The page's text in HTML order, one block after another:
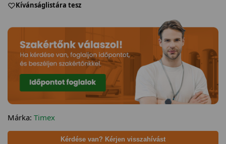
Kívánságlistára tesz
Márka: Timex
Kérdése van? Kérjen visszahívást